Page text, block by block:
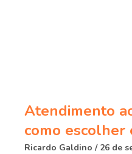
Atendimento
como escolher
Ricardo Galdino 26 de